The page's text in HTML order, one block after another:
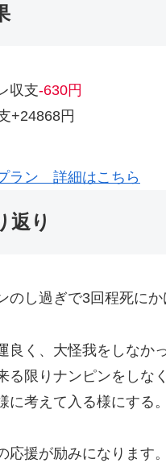
収支-630円
+24868円
ラン 詳細はこちら
返り
のし過ぎで3回程死にか
良く、大怪我をしなか
る限りナンピンをしな
に考えて入る様にする。
応援が励みになります